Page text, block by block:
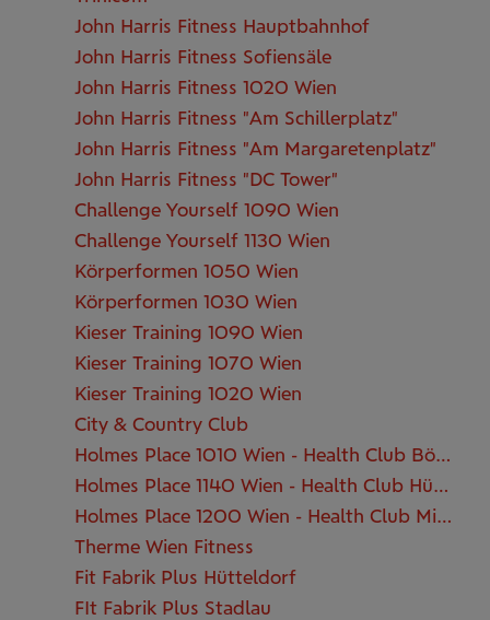
John Harris Fitness Hauptbahnhof
John Harris Fitness Sofiensäle
John Harris Fitness 1020 Wien
John Harris Fitness "Am Schillerplatz"
John Harris Fitness "Am Margaretenplatz"
John Harris Fitness "DC Tower"
Challenge Yourself 1090 Wien
Challenge Yourself 1130 Wien
Körperformen 1050 Wien
Körperformen 1030 Wien
Kieser Training 1090 Wien
Kieser Training 1070 Wien
Kieser Training 1020 Wien
City & Country Club
Holmes Place 1010 Wien - Health Club Börseplatz
Holmes Place 1140 Wien - Health Club Hütteldorf
Holmes Place 1200 Wien - Health Club Millennium
Therme Wien Fitness
Fit Fabrik Plus Hütteldorf
FIt Fabrik Plus Stadlau